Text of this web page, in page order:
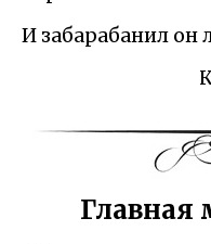
И забарабанил он
Главная